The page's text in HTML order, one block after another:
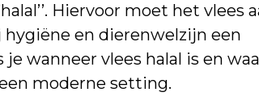
Hiervoor moet het vlees
en dierenwelzijn een
wanneer vlees halal is en
moderne setting.